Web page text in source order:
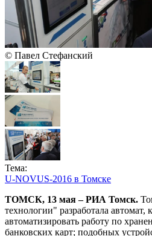
© Павел Стефанский
Тема:
U-NOVUS-2016 в Томске
ТОМСК, 13 мая – РИА Томск.
технологии" разработала
автоматизировать работу по
банковских карт; подобных